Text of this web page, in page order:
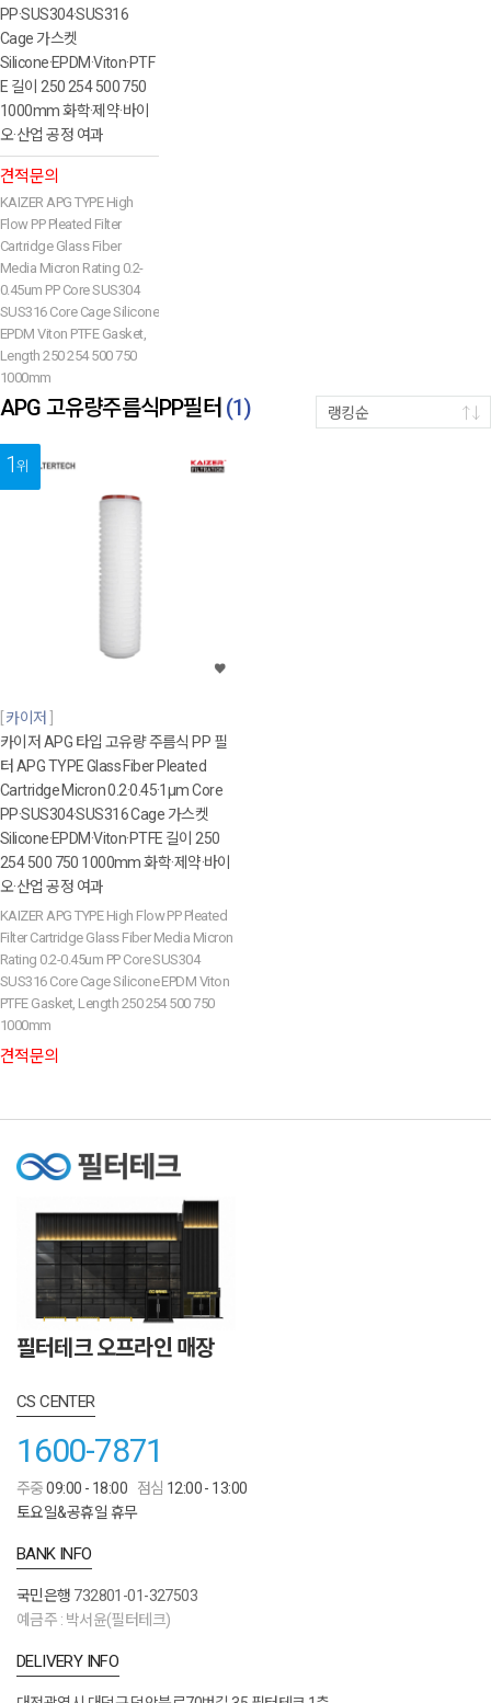
PP·SUS304·SUS316
Cage 가스켓
Silicone·EPDM·Viton·PTF
E 길이 250 254 500 750
1000mm 화학·제약·바이
오·산업 공정 여과
견적문의
KAIZER APG TYPE High
Flow PP Pleated Filter
Cartridge Glass Fiber
Media Micron Rating 0.2-
0.45um PP Core SUS304
SUS316 Core Cage Silicone
EPDM Viton PTFE Gasket,
Length 250 254 500 750
1000mm
APG 고유량주름식PP필터 (1) 랭킹순
1위
카이저
카이저 APG 타입 고유량 주름식 PP 필
터 APG TYPE Glass Fiber Pleated
Cartridge Micron 0.2·0.45·1µm Core
PP·SUS304·SUS316 Cage 가스켓
Silicone·EPDM·Viton·PTFE 길이 250
254 500 750 1000mm 화학·제약·바이
오·산업 공정 여과
KAIZER APG TYPE High Flow PP Pleated
Filter Cartridge Glass Fiber Media Micron
Rating 0.2-0.45um PP Core SUS304
SUS316 Core Cage Silicone EPDM Viton
PTFE Gasket, Length 250 254 500 750
1000mm
견적문의
필터테크 오프라인 매장
CS CENTER
1600-7871
주중09:00 - 18:00 점심 12:00 - 13:00
토요일&공휴일 휴무
BANK INFO
국민은행 732801-01-327503
예금주 : 박서윤(필터테크)
DELIVERY INFO